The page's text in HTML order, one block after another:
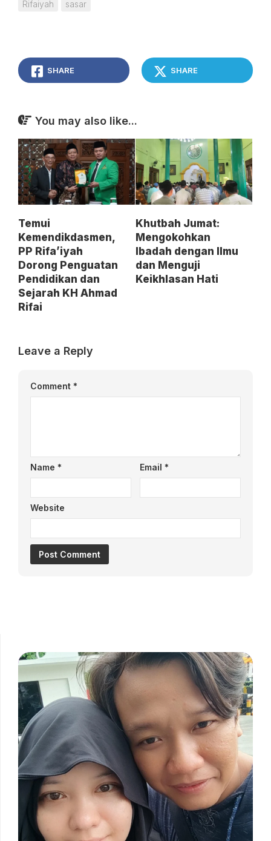
Rifaiyah sasar
SHARE SHARE
You may also like...
Temui
Kemendikdasmen,
PP Rifa’iyah
Dorong Penguatan
Pendidikan dan
Sejarah KH Ahmad
Rifai
Khutbah Jumat:
Mengokohkan
Ibadah dengan Ilmu
dan Menguji
Keikhlasan Hati
Leave a Reply
Comment *
Name * Email *
Website